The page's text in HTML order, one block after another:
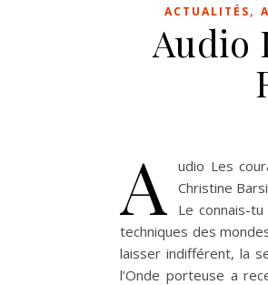
ACTUALITÉS,
Audio
A
udio Les
Christine
Le connais-
techniques des
laisser indifférent, la
l’Onde porteuse a